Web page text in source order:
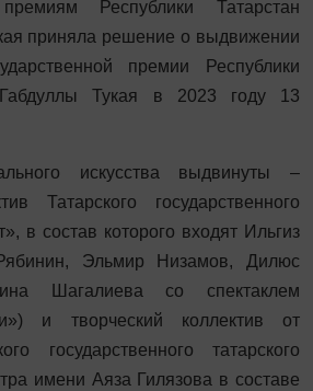
Республики Татарстан
приняла решение о выдвижении
премии Республики
Тукая в 2023 году 13
искусства выдвинуты –
Татарского государственного
в состав которого входят Ильгиз
Эльмир Низамов, Дилюс
Шагалиева со спектаклем
и творческий коллектив от
государственного татарского
имени Аяза Гилязова в составе